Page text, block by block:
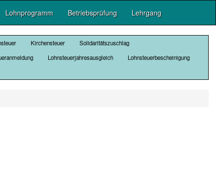
Lohnprogramm Betriebsprüfung Lehrgang
Kirchensteuer
Solidaritätszuschlag
Lohnsteuerjahresausgleich
Lohnsteuerbescheinigung